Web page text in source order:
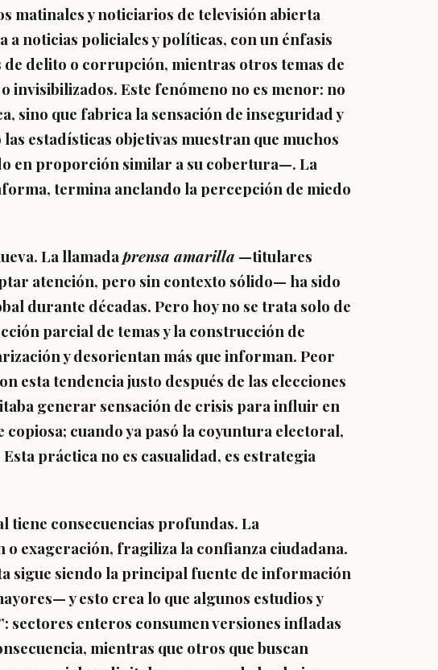
matinales y noticiarios de televisión abierta
a noticias policiales y políticas, con un énfasis
delito o corrupción, mientras otros temas de
invisibilizados. Este fenómeno no es menor: no
sino que fabrica la sensación de inseguridad y
estadísticas objetivas muestran que muchos
en proporción similar a su cobertura—. La
termina anclando la percepción de miedo
La llamadaprensa amarilla —titulares
atención, pero sin contexto sólido— ha sido
durante décadas. Pero hoy no se trata solo de
parcial de temasy la construcción de
y desorientan más que informan. Peor
esta tendencia justo después de las elecciones
generar sensación de crisis para influir en
cuando ya pasó la coyuntura electoral,
práctica no es casualidad, es estrategia
consecuencias profundas. La
exageración, fragiliza la confianza ciudadana.
sigue siendo la principal fuente de información
y esto crea lo que algunos estudios y
: sectores enteros consumen versiones infladas
mientras que otros que buscan